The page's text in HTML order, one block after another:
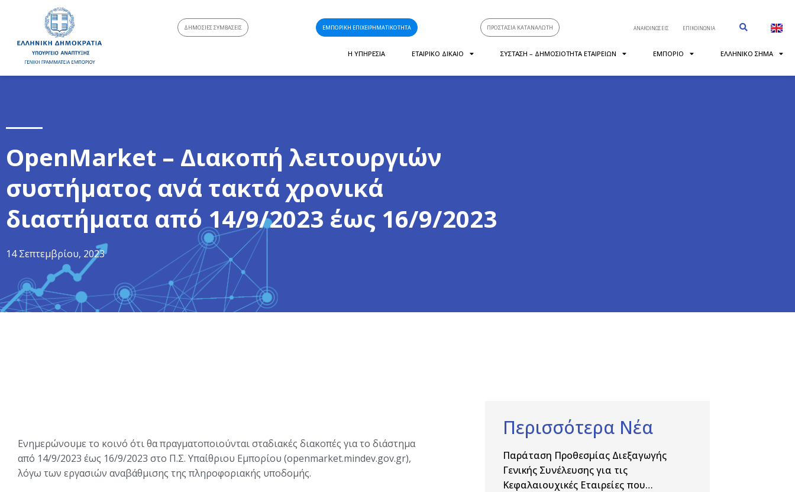
ΔΗΜΟΣΙΕΣ ΣΥΜΒΑΣΕΙΣ ΕΜΠΟΡΙΚΗ ΕΠΙΧΕΙΡΗΜΑΤΙΚΟΤΗΤΑ ΠΡΟΣΤΑΣΙΑ ΚΑΤΑΝΑΛΩΤΗ ΑΝΑΚΟΙΝΩΣΕΙΣ ΕΠΙΚΟΙΝΩΝΙΑ
Η ΥΠΗΡΕΣΙΑ ΕΤΑΙΡΙΚΟ ΔΙΚΑΙΟ ΣΥΣΤΑΣΗ – ΔΗΜΟΣΙΟΤΗΤΑ ΕΤΑΙΡΕΙΩΝ ΕΜΠΟΡΙΟ ΕΛΛΗΝΙΚΟ ΣΗΜΑ
OpenMarket – Διακοπή λειτουργιών
συστήματος ανά τακτά χρονικά
διαστήματα από 14/9/2023 έως 16/9/2023
14 Σεπτεμβρίου, 2023
Ενημερώνουμε το κοινό ότι θα πραγματοποιούνται σταδιακές διακοπές για το διάστημα
από 14/9/2023 έως 16/9/2023 στο Π.Σ. Υπαίθριου Εμπορίου (openmarket.mindev.gov.gr),
λόγω των εργασιών αναβάθμισης της πληροφοριακής υποδομής.
Περισσότερα Νέα
Παράταση Προθεσμίας Διεξαγωγής
Γενικής Συνέλευσης για τις
Κεφαλαιουχικές Εταιρείες που